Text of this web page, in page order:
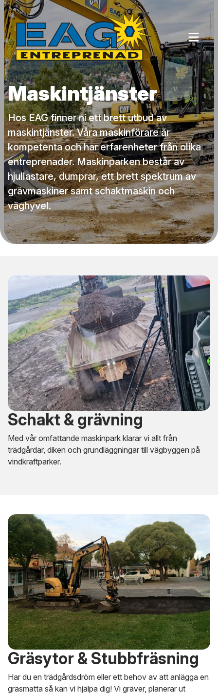
Till innehållet
Maskintjänster
Hos EAG finner ni ett brett utbud av
maskintjänster. Våra maskinförare är
kompetenta och har erfarenheter från olika
entreprenader. Maskinparken består av
hjullastare, dumprar, ett brett spektrum av
grävmaskiner samt schaktmaskin och
väghyvel.
Schakt & grävning
Med vår omfattande maskinpark klarar vi allt från
trädgårdar, diken och grundläggningar till vägbyggen på
vindkraftparker.
Gräsytor & Stubbfräsning
Har du en trädgårdsdröm eller ett behov av att anlägga en
gräsmatta så kan vi hjälpa dig! Vi gräver, planerar ut